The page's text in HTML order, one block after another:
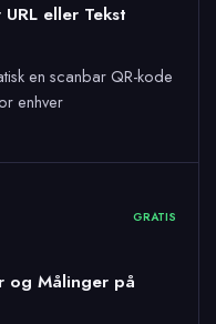
eller Tekst
en scanbar QR-kode
enhver
GRATIS
og Målinger på